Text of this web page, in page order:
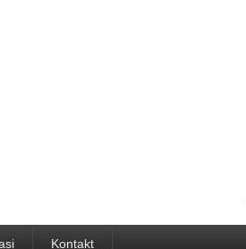
Kontakt